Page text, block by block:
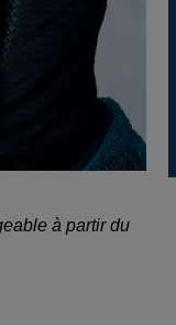
à partir du